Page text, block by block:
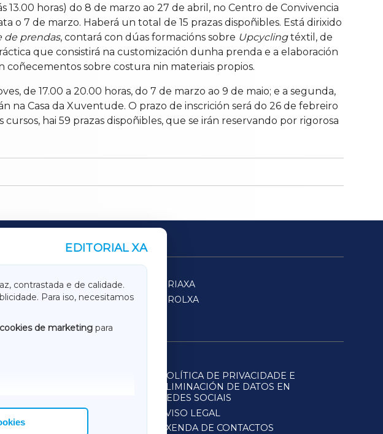
13.00 horas) do 8 de marzo ao 27 de abril, no Centro de Convivencia
o 7 de marzo. Haberá un total de 15 prazas dispoñibles. Está dirixido
de prendas, contará con dúas formacións sobre Upcyclingtéxtil, de
que consistirá na customización dunha prenda e a elaboración
sobre costura nin materiais propios.
de 17.00 a 20.00 horas, do 7 de marzo ao 9 de maio; e a segunda,
na Casa da Xuventude. O prazo de inscrición será do 26 de febreiro
cursos, hai 59 prazas dispoñibles, que se irán reservando por rigorosa
EDITORIAL XA
contrastada e de calidade.
Para iso, necesitamos
cookies de marketing para
SARRIAXA
FERROLXA
POLÍTICA DE PRIVACIDADE E
ELIMINACIÓN DE DATOS EN
REDES SOCIAIS
AVISO LEGAL
AXENDA DE CONTACTOS